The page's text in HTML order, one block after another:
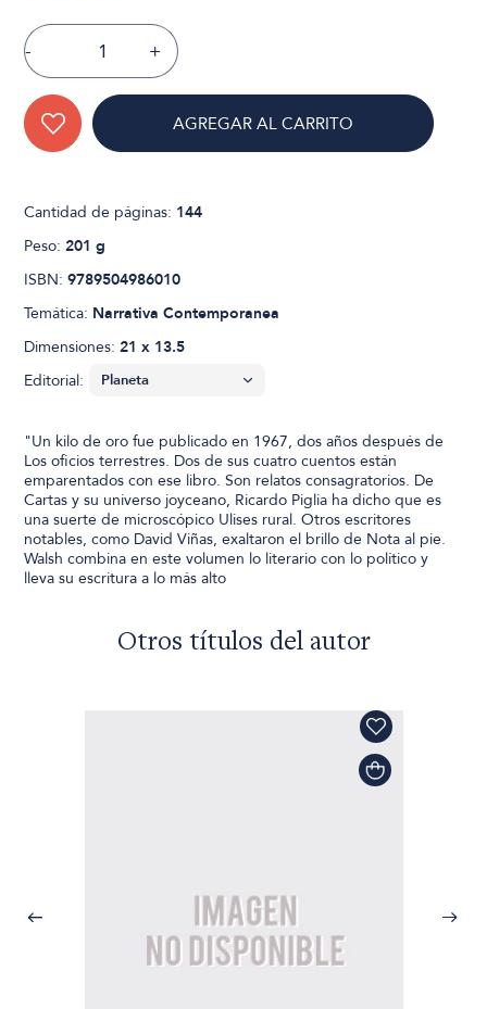
- +
AGREGAR AL CARRITO
Cantidad de páginas: 144
Peso:201 g
ISBN:9789504986010
Temática: Narrativa Contemporanea
Dimensiones:21 x 13.5
Editorial:
"Un kilo de oro fue publicado en 1967, dos años después de
Los oficios terrestres. Dos de sus cuatro cuentos están
emparentados con ese libro. Son relatos consagratorios. De
Cartas y su universo joyceano, Ricardo Piglia ha dicho que es
una suerte de microscópico Ulises rural. Otros escritores
notables, como David Viñas, exaltaron el brillo de Nota al pie.
Walsh combina en este volumen lo literario con lo político y
lleva su escritura a lo más alto
Otros títulos del autor